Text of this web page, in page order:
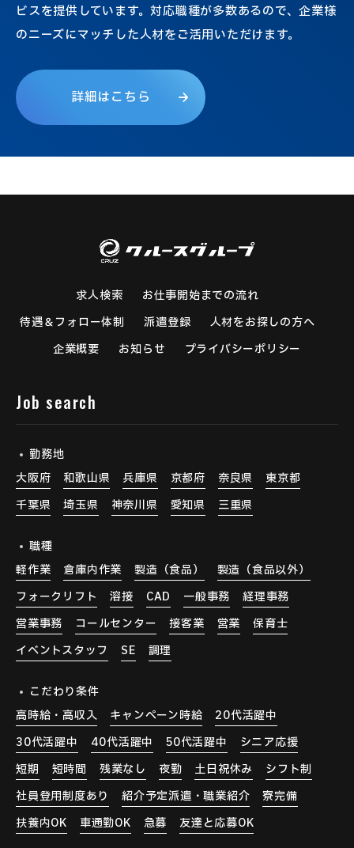
ビスを提供しています。対応職種が多数あるので、企業様
のニーズにマッチした人材をご活用いただけます。
詳細はこち ら
求人検索
お仕事開始までの流れ
待遇＆フォロー体制
派遣登録
人材をお探しの方へ
企業概要
お知らせ プライバシーポリシー
Job search
勤務地
大阪府
和歌山県 兵庫県 京都府 奈良県
東京都
千葉県
埼玉県 神奈川県 愛知県 三重県
職種
軽作業
倉庫内作業 製造（食品）
製造（食品以外）
フォークリフト
溶接 CAD 一般事務
経理事務
営業事務
コールセンター 接客業 営業
保育士
イベントスタッフ
SE 調理
こだわり条件
高時給・高収入
キャンペーン時給
20代活躍中
30代活躍中
40代活躍中 50代活躍中
シニア応援
短期
短時間 残業なし 夜勤 土日祝休み
シフト制
社員登用制度あり
紹介予定派遣・職業紹介
寮完備
扶養内OK
車通勤OK 急募 友達と応募OK